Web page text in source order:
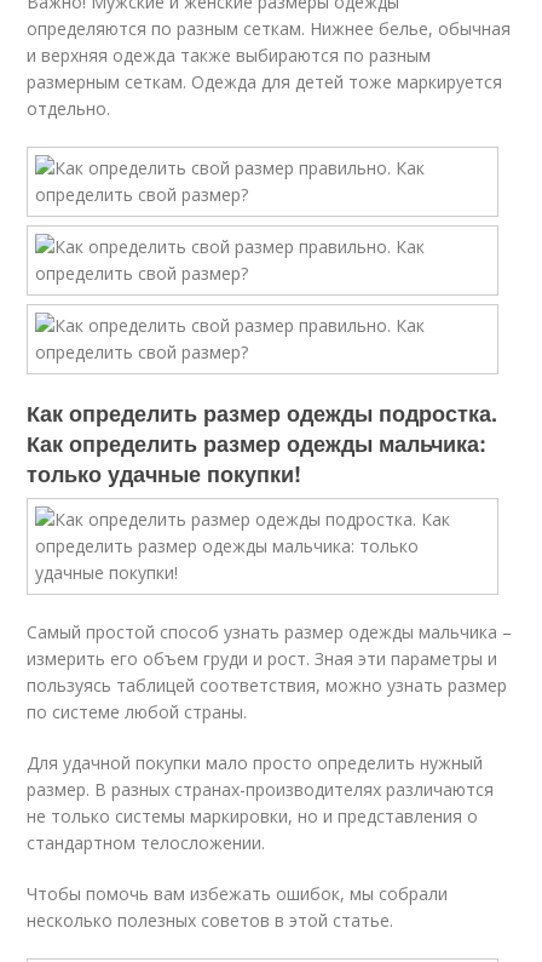
определяются по разным сеткам. Нижнее белье, обычная
и верхняя одежда также выбираются по разным
размерным сеткам. Одежда для детей тоже маркируется
отдельно.
Как определить размер одежды подростка.
Как определить размер одежды мальчика:
только удачные покупки!
Самый простой способ узнать размер одежды мальчика –
измерить его объем груди и рост. Зная эти параметры и
пользуясь таблицей соответствия, можно узнать размер
по системе любой страны.
Для удачной покупки мало просто определить нужный
размер. В разных странах-производителях различаются
не только системы маркировки, но и представления о
стандартном телосложении.
Чтобы помочь вам избежать ошибок, мы собрали
несколько полезных советов в этой статье.